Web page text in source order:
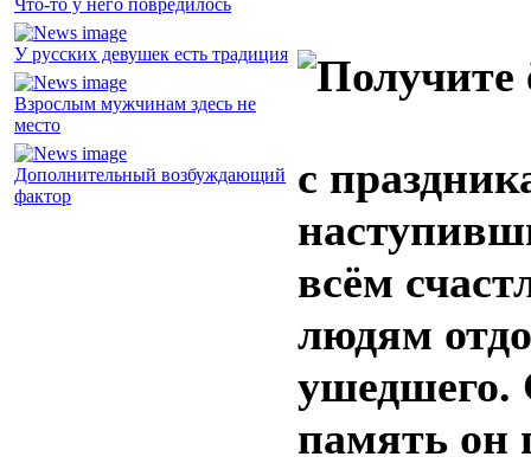
Что-то у него повредилось
У русских девушек есть традиция
Взрослым мужчинам здесь не
место
Дополнительный возбуждающий
фактор
с
всём
людям
память он